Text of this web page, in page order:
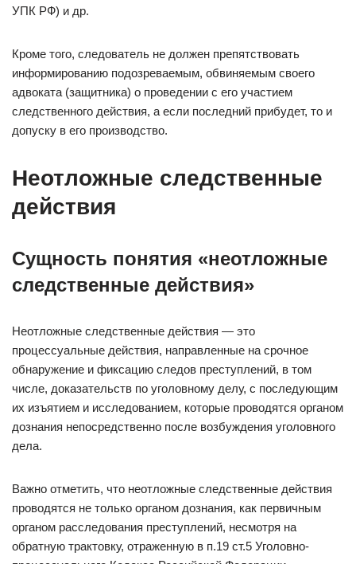
УПК РФ) и др.
Кроме того, следователь не должен препятствовать
информированию подозреваемым, обвиняемым своего
адвоката (защитника) о проведении с его участием
следственного действия, а если последний прибудет, то и
допуску в его производство.
Неотложные следственные
действия
Сущность понятия «неотложные
следственные действия»
Неотложные следственные действия — это
процессуальные действия, направленные на срочное
обнаружение и фиксацию следов преступлений, в том
числе, доказательств по уголовному делу, с последующим
их изъятием и исследованием, которые проводятся органом
дознания непосредственно после возбуждения уголовного
дела.
Важно отметить, что неотложные следственные действия
проводятся не только органом дознания, как первичным
органом расследования преступлений, несмотря на
обратную трактовку, отраженную в п.19 ст.5 Уголовно-